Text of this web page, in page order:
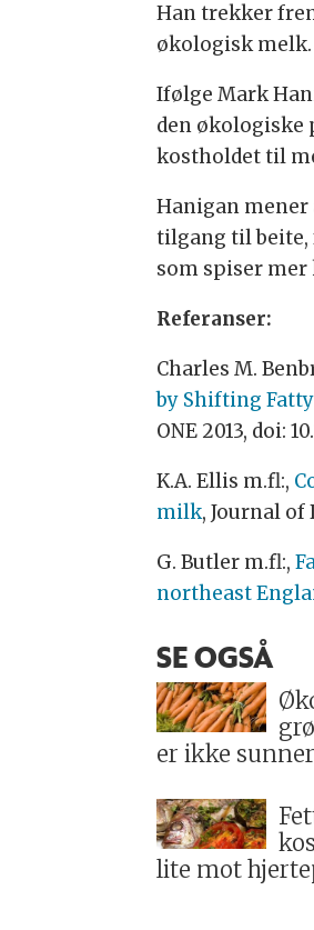
Han trekker
økologisk melk.
Ifølge Mark
den økologiske
kostholdet til
Hanigan mener
tilgang til beite,
som spiser
Referanser:
Charles M.
by Shifting
ONE 2013, doi:
K.A. Ellis m.fl:,
milk, Journal of
G. Butler m.fl:,
northeast
SE OGSÅ
er ikke
lite mot